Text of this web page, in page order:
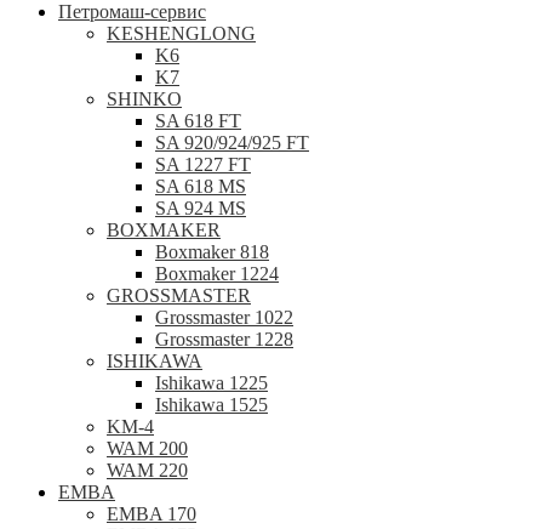
Петромаш-сервис
KESHENGLONG
K6
K7
SHINKO
SA 618 FT
SA 920/924/925 FT
SA 1227 FT
SA 618 MS
SA 924 MS
BOXMAKER
Boxmaker 818
Boxmaker 1224
GROSSMASTER
Grossmaster 1022
Grossmaster 1228
ISHIKAWA
Ishikawa 1225
Ishikawa 1525
KM-4
WAM 200
WAM 220
EMBA
EMBA 170